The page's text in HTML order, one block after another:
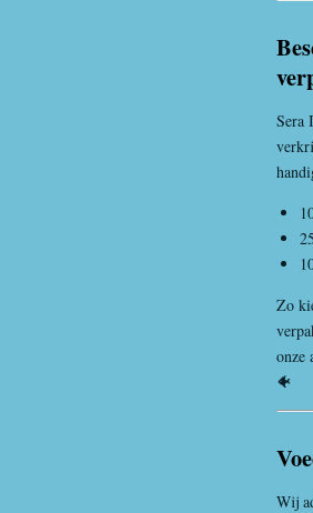
Sera
Zo
onze
🐠
Wij